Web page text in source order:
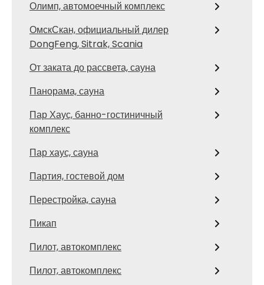
Олимп, автомоечный комплекс
ОмскСкан, официальный дилер
DongFeng, Sitrak, Scania
От заката до рассвета, сауна
Панорама, сауна
Пар Хаус, банно-гостиничный
комплекс
Пар хаус, сауна
Партия, гостевой дом
Перестройка, сауна
Пикап
Пилот, автокомплекс
Пилот, автокомплекс